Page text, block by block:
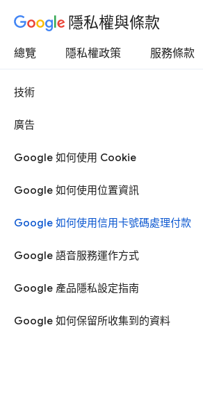
隱私權與條款
總覽 隱私權政策 服務條款
技術
廣告
Google 如何使用 Cookie
Google 如何使用位置資訊
Google 如何使用信用卡號碼處理付款
Google 語音服務運作方式
Google 產品隱私設定指南
Google 如何保留所收集到的資料